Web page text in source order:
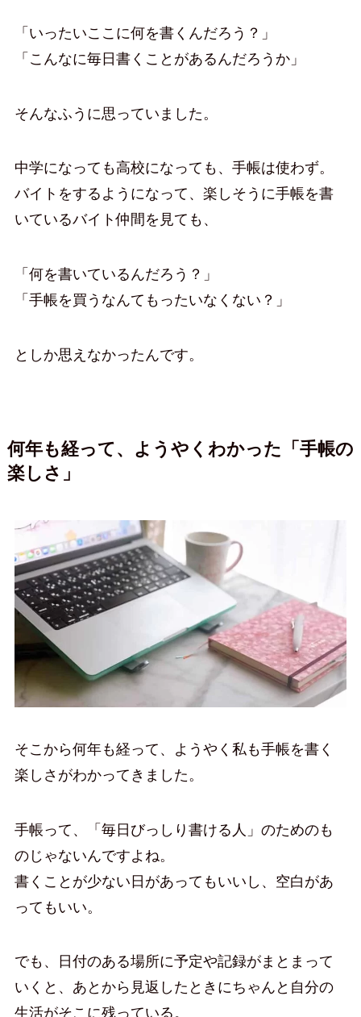
「いったいここに何を書くんだろう？」
「こんなに毎日書くことがあるんだろうか」
そんなふうに思っていました。
中学になっても高校になっても、手帳は使わず。
バイトをするようになって、楽しそうに手帳を書
いているバイト仲間を見ても、
「何を書いているんだろう？」
「手帳を買うなんてもったいなくない？」
としか思えなかったんです。
何年も経って、ようやくわかった「手帳の
楽しさ」
そこから何年も経って、ようやく私も手帳を書く
楽しさがわかってきました。
手帳って、「毎日びっしり書ける人」のためのも
のじゃないんですよね。
書くことが少ない日があってもいいし、空白があ
ってもいい。
でも、日付のある場所に予定や記録がまとまって
いくと、あとから見返したときにちゃんと自分の
生活がそこに残っている。